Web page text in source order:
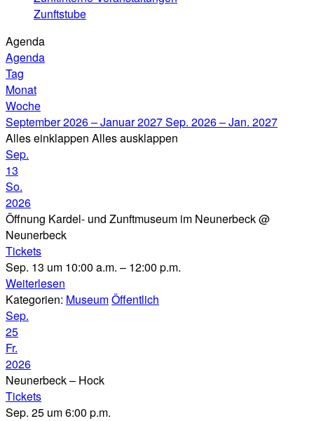
Zunftstube
Agenda
Agenda
Tag
Monat
Woche
September 2026 – Januar 2027Sep. 2026 – Jan. 2027
Alles einklappen Alles ausklappen
Sep.
13
So.
2026
Öffnung Kardel- und Zunftmuseum im Neunerbeck@
Neunerbeck
Tickets
Sep. 13 um 10:00 a.m. – 12:00 p.m.
Weiterlesen
Kategorien: MuseumÖffentlich
Sep.
25
Fr.
2026
Neunerbeck – Hock
Tickets
Sep. 25 um 6:00 p.m.